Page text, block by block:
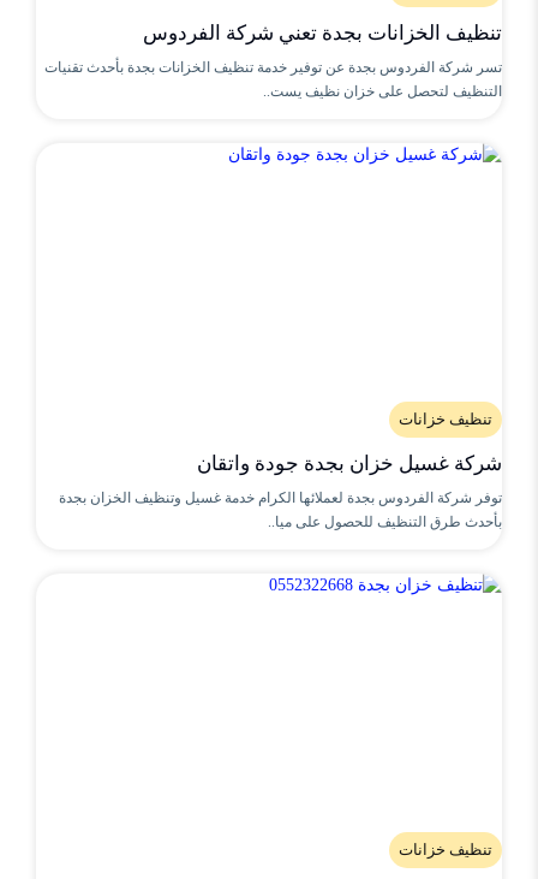
تنظيف الخزانات بجدة تعني شركة الفردوس
تسر شركة الفردوس بجدة عن توفير خدمة تنظيف الخزانات بجدة بأحدث تقنيات
التنظيف لتحصل على خزان نظيف يست..
تنظيف خزانات
شركة غسيل خزان بجدة جودة واتقان
توفر شركة الفردوس بجدة لعملائها الكرام خدمة غسيل وتنظيف الخزان بجدة
بأحدث طرق التنظيف للحصول على ميا..
تنظيف خزانات